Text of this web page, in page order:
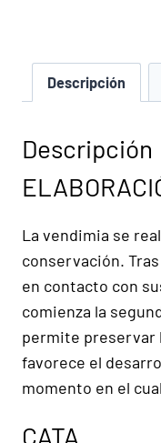
Descripción
Descripción
La vendimia se
conservación.
en contacto con
comienza la
permite preservar
favorece el
momento en el
CATA